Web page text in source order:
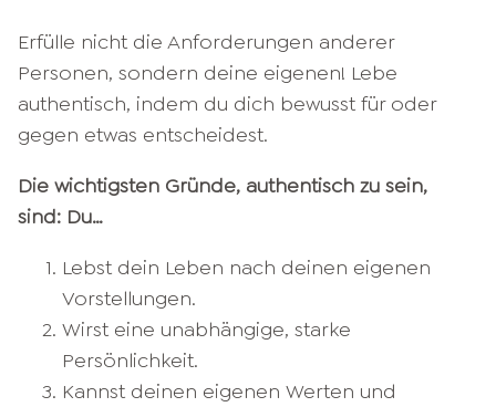
Erfülle nicht die Anforderungen anderer
Personen, sondern deine eigenen! Lebe
authentisch, indem du dich bewusst für oder
gegen etwas entscheidest.
Die wichtigsten Gründe, authentisch zu sein,
sind: Du…
Lebst dein Leben nach deinen eigenen
Vorstellungen.
Wirst eine unabhängige, starke
Persönlichkeit.
Kannst deinen eigenen Werten und